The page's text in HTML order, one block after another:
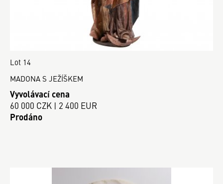
Lot 14
MADONA S JEŽÍŠKEM
Vyvolávací cena
60 000 CZK | 2 400 EUR
Prodáno